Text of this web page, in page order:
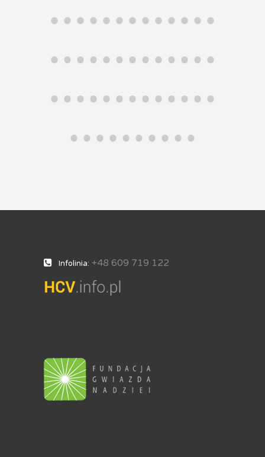
Infolinia: +48 609 719 122